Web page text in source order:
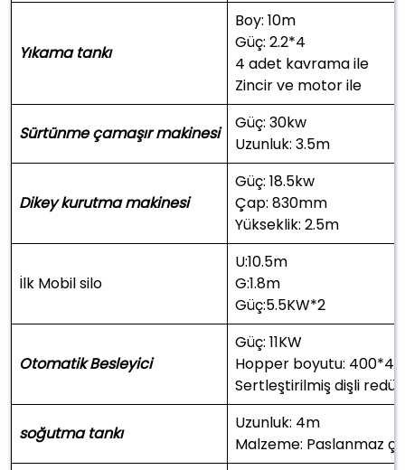
Yıkama tankı
Boy: 10m
Güç: 2.2*4
4 adet kavrama ile
Zincir ve motor ile
Sürtünme çamaşır makinesi
Güç: 30kw
Uzunluk: 3.5m
Dikey kurutma makinesi
Güç: 18.5kw
Çap: 830mm
Yükseklik: 2.5m
İlk Mobil silo
U:10.5m
G:1.8m
Güç:5.5KW*2
Otomatik Besleyici
Güç: 11KW
Hopper boyutu:
Sertleştirilmiş dişli
soğutma tankı
Uzunluk: 4m
Malzeme: Paslanmaz